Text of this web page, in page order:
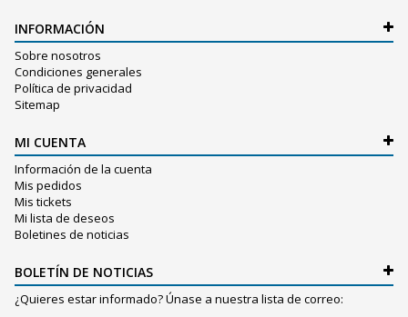
INFORMACIÓN
Sobre nosotros
Condiciones generales
Política de privacidad
Sitemap
MI CUENTA
Información de la cuenta
Mis pedidos
Mis tickets
Mi lista de deseos
Boletines de noticias
BOLETÍN DE NOTICIAS
¿Quieres estar informado? Únase a nuestra lista de correo: